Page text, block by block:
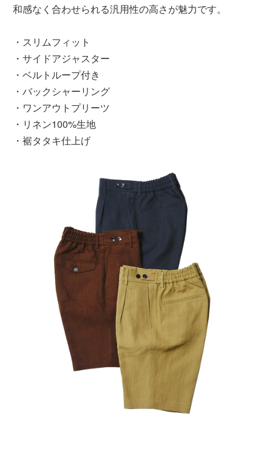
和感なく合わせられる汎用性の高さが魅力です。
・スリムフィット
・サイドアジャスター
・ベルトループ付き
・バックシャーリング
・ワンアウトプリーツ
・リネン100%生地
・裾タタキ仕上げ